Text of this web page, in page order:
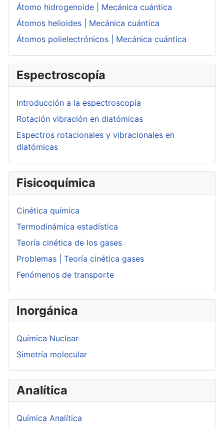
Átomo hidrogenoide | Mecánica cuántica
Átomos helioides | Mecánica cuántica
Átomos polielectrónicos | Mecánica cuántica
Espectroscopía
Introducción a la espectroscopía
Rotación vibración en diatómicas
Espectros rotacionales y vibracionales en
diatómicas
Fisicoquímica
Cinética química
Termodinámica estadística
Teoría cinética de los gases
Problemas | Teoría cinética gases
Fenómenos de transporte
Inorgánica
Química Nuclear
Simetría molecular
Analítica
Química Analítica